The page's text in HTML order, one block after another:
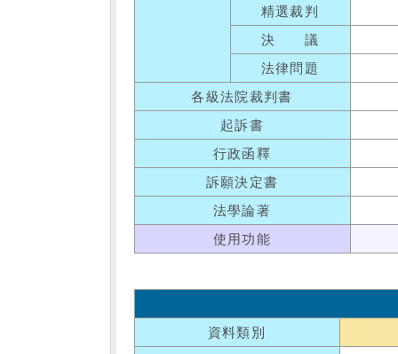
精選裁判
決 議
法律問題
各級法院裁判書
起訴書
行政函釋
訴願決定書
法學論著
使用功能
資料類別